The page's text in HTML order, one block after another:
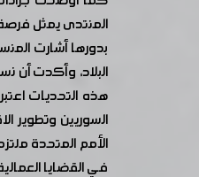
المنتدى يمثل
بدورها أشارت
هذه التحديات
السوريين وتطوير
الأمم المتحدة
في القضايا